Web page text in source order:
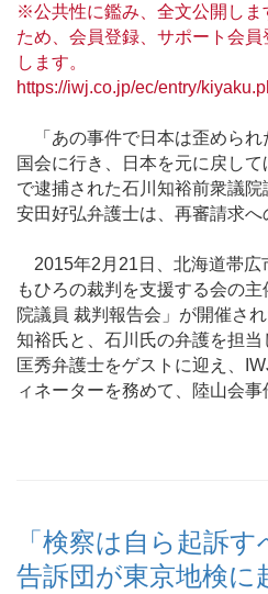
※公共性に鑑み、全文公開しま
ため、会員登録、サポート会
します。
https://iwj.co.jp/ec/entry/
「あの事件で日本は歪められ
国会に行き、日本を元に戻し
で逮捕された石川知裕前衆議
安田好弘弁護士は、再審請求へ
2015年2月21日、北海道帯広
もひろの裁判を支援する会の
院議員 裁判報告会」が開催さ
知裕氏と、石川氏の弁護を担
匡秀弁護士をゲストに迎え、
ィネーターを務めて、陸山会事
「検察は自ら起訴
告訴団が東京地検に